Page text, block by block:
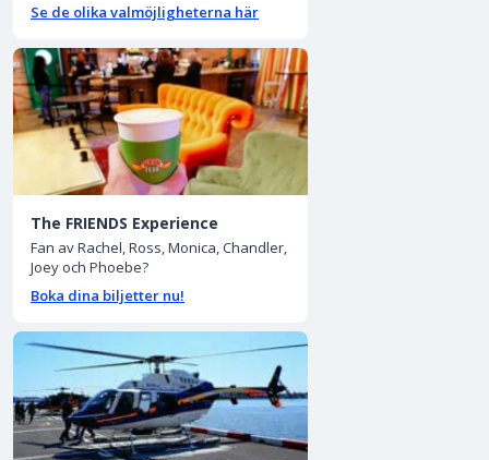
Se de olika valmöjligheterna här
The FRIENDS Experience
Fan av Rachel, Ross, Monica, Chandler,
Joey och Phoebe?
Boka dina biljetter nu!